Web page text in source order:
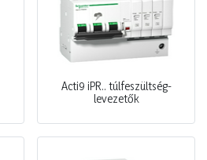
Acti9 iPR.. túlfeszültség-
levezetők